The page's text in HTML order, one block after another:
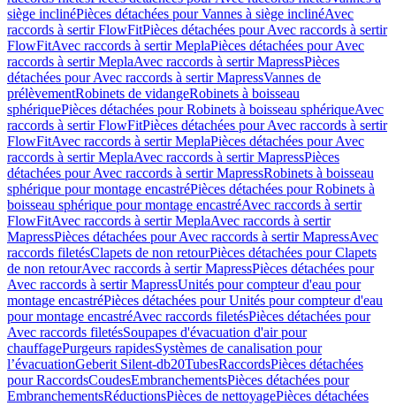
siège inclinéPièces détachées pour Vannes à siège inclinéAvec
raccords à sertir FlowFitPièces détachées pour Avec raccords à sertir
FlowFitAvec raccords à sertir MeplaPièces détachées pour Avec
raccords à sertir MeplaAvec raccords à sertir MapressPièces
détachées pour Avec raccords à sertir MapressVannes de
prélèvementRobinets de vidangeRobinets à boisseau
sphériquePièces détachées pour Robinets à boisseau sphériqueAvec
raccords à sertir FlowFitPièces détachées pour Avec raccords à sertir
FlowFitAvec raccords à sertir MeplaPièces détachées pour Avec
raccords à sertir MeplaAvec raccords à sertir MapressPièces
détachées pour Avec raccords à sertir MapressRobinets à boisseau
sphérique pour montage encastréPièces détachées pour Robinets à
boisseau sphérique pour montage encastréAvec raccords à sertir
FlowFitAvec raccords à sertir MeplaAvec raccords à sertir
MapressPièces détachées pour Avec raccords à sertir MapressAvec
raccords filetésClapets de non retourPièces détachées pour Clapets
de non retourAvec raccords à sertir MapressPièces détachées pour
Avec raccords à sertir MapressUnités pour compteur d'eau pour
montage encastréPièces détachées pour Unités pour compteur d'eau
pour montage encastréAvec raccords filetésPièces détachées pour
Avec raccords filetésSoupapes d'évacuation d'air pour
chauffagePurgeurs rapidesSystèmes de canalisation pour
l’évacuationGeberit Silent-db20TubesRaccordsPièces détachées
pour RaccordsCoudesEmbranchementsPièces détachées pour
EmbranchementsRéductionsPièces de nettoyagePièces détachées